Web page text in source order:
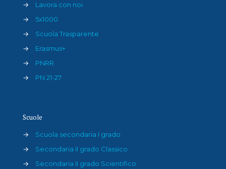
→
Lavora con noi
→
5x1000
→
Scuola Trasparente
→
Erasmus+
→
PNRR
→
PN 21-27
Scuole
→
Scuola secondaria I grado
→
Secondaria II grado Classico
→
Secondaria II grado Scientifico